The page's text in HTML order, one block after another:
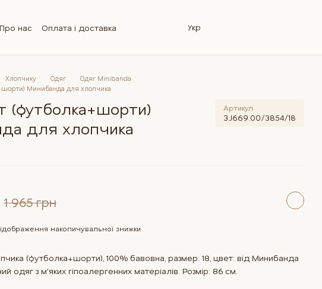
Про нас
Оплата і доставка
Контактна інформація
Магазин
Питання та відповіді
Укр
Хлопчику Одяг
Одяг Minibanda
Минибанда для хлопчика
(футболка+шорти)
для хлопчика
Артикул
3.J669.00/3854/18
1 965 грн
накопичувальної знижки
(футболка+шорти), 100% бавовна, размер: 18, цвет: від Минибанда
одяг з м'яких гіпоалергенних матеріалів. Розмір: 86 см.